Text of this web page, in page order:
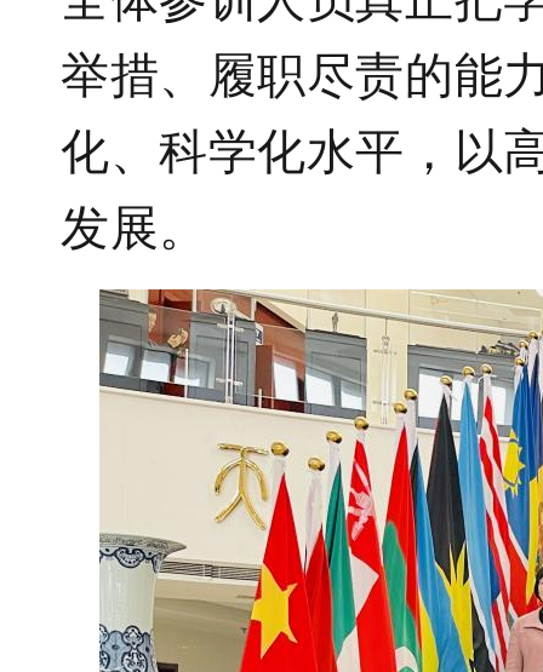
举措、履职尽责的能
化、科学化水平，以
发展。